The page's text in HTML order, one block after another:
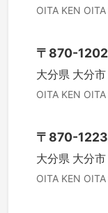
OITA KEN
〒 870-1202
大分県 大分市
OITA KEN
〒 870-1223
大分県 大分市
OITA KEN